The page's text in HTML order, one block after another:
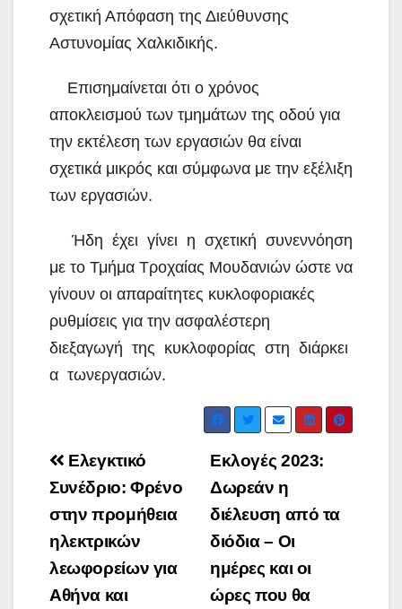
σχετική Απόφαση της Διεύθυνσης
Αστυνομίας Χαλκιδικής.
Επισημαίνεται ότι ο χρόνος
αποκλεισμού των τμημάτων της οδού για
την εκτέλεση των εργασιών θα είναι
σχετικά μικρός και σύμφωνα με την εξέλιξη
των εργασιών.
Ήδη έχει γίνει η σχετική συνεννόηση
με το Τμήμα Τροχαίας Μουδανιών ώστε να
γίνουν οι απαραίτητες κυκλοφοριακές
ρυθμίσεις για την ασφαλέστερη
διεξαγωγή της κυκλοφορίας στη διάρκει
α τωνεργασιών.
Post
navigation
Εκλογές 2023:
Δωρεάν η
διέλευση από τα
διόδια – Οι
ημέρες και οι
ώρες που θα
Ελεγκτικό
Συνέδριο: Φρένο
στην προμήθεια
ηλεκτρικών
λεωφορείων για
Αθήνα και